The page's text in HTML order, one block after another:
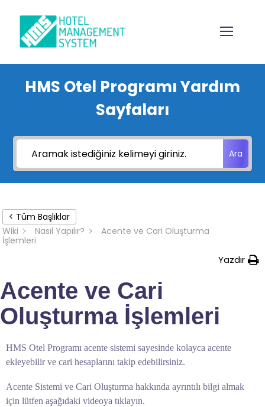
HMS Otel Programı Yardım
Sayfaları
Ara
< Tüm Başlıklar
Wiki
Nasıl Yapılır?
Acente ve Cari Oluşturma
İşlemleri
Yazdır
Acente ve Cari
Oluşturma İşlemleri
HMS Otel Programı acente sistemi sayesinde kolayca acente
ekleyebilir ve cari hesaplarını takip edebilirsiniz.
Acente Sistemi ve Cari Oluşturma hakkında ayrıntılı bilgi almak
için lütfen aşağıdaki videoya tıklayın.